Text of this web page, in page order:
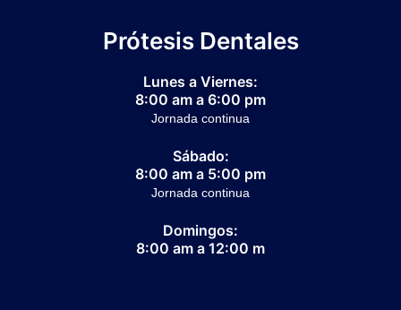
Prótesis Dentales
Lunes a Viernes:
8:00 am a 6:00 pm
Jornada continua
Sábado:
8:00 am a 5:00 pm
Jornada continua
Domingos:
8:00 am a 12:00 m